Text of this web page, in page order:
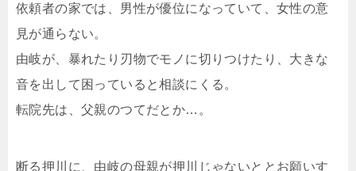
依頼者の家では、男性が優位になっていて、女性の意
見が通らない。
由岐が、暴れたり刃物でモノに切りつけたり、大きな
音を出して困っていると相談にくる。
転院先は、父親のつてだとか…。
断る押川に、由岐の母親が押川じゃないととお願いす